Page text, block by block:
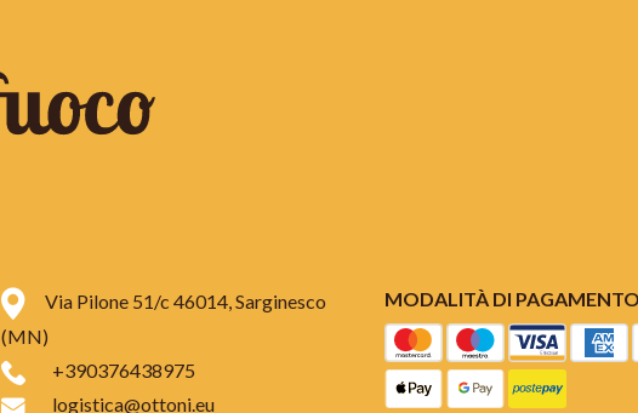
Via Pilone 51/c 46014, Sarginesco
(MN)
+390376438975
logistica@ottoni.eu
MODALITÀ DI PAGAMENTO